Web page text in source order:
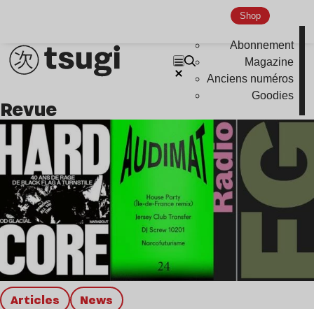
Shop
Abonnement
Magazine
Anciens numéros
Goodies
Indie
Revue
Articles news